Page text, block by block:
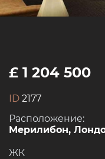
£ 1 204 500
ID 2177
Расположение:
Мерилибон,
ЖК